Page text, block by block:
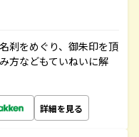
刹をめぐり、御朱印を頂
方などもていねいに解
詳細を見る